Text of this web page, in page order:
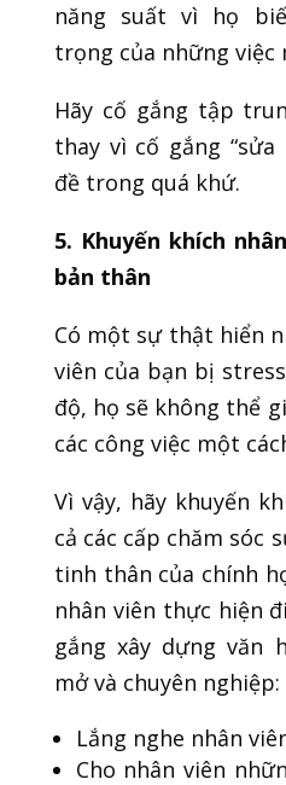
năng suất vì họ
trọng của những việc
Hãy cố gắng tập
thay vì cố gắng
đề trong quá khứ.
5. Khuyến khích
bản thân
Có một sự thật hiển
viên của bạn bị
độ, họ sẽ không thể
các công việc một
Vì vậy, hãy khuyến
cả các cấp chăm sóc
tinh thân của chính
nhân viên thực hiện
gắng xây dựng văn
mở và chuyên nghiệp:
Lắng nghe nhân
Cho nhân viên